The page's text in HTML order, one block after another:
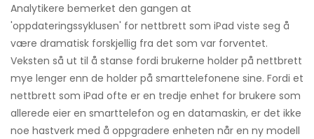
Analytikere bemerket den gangen at
'oppdateringssyklusen' for nettbrett som iPad viste seg å
være dramatisk forskjellig fra det som var forventet.
Veksten så ut til å stanse fordi brukerne holder på nettbrett
mye lenger enn de holder på smarttelefonene sine. Fordi et
nettbrett som iPad ofte er en tredje enhet for brukere som
allerede eier en smarttelefon og en datamaskin, er det ikke
noe hastverk med å oppgradere enheten når en ny modell